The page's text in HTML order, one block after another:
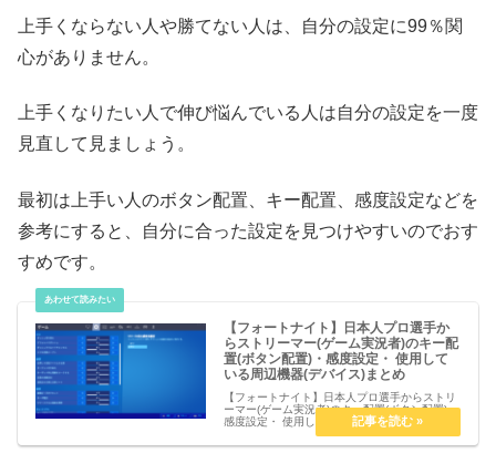
上手くならない人や勝てない人は、自分の設定に99％関
心がありません。
上手くなりたい人で伸び悩んでいる人は自分の設定を一度
見直して見ましょう。
最初は上手い人のボタン配置、キー配置、感度設定などを
参考にすると、自分に合った設定を見つけやすいのでおす
すめです。
【フォートナイト】日本人プロ選手か
らストリーマー(ゲーム実況者)のキー配
置(ボタン配置)・感度設定・ 使用して
いる周辺機器(デバイス)まとめ
【フォートナイト】日本人プロ選手からストリ
ーマー(ゲーム実況者)のキー配置(ボタン配置)・
感度設定・ 使用している周辺機器(デバイス)ま
とめCrazyRaccoon(クレイジーラクーン) うゅ
りる（CR.UyuRiru） とっぴー（CR.T...